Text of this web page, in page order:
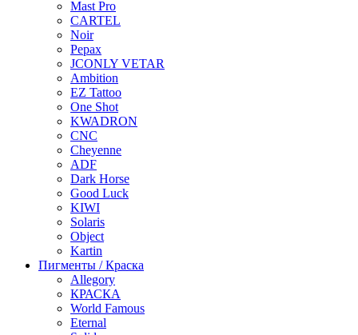
Mast Pro
CARTEL
Noir
Pepax
JCONLY VETAR
Ambition
EZ Tattoo
One Shot
KWADRON
CNC
Cheyenne
ADF
Dark Horse
Good Luck
KIWI
Solaris
Object
Kartin
Пигменты / Краска
Allegory
КРАСКА
World Famous
Eternal